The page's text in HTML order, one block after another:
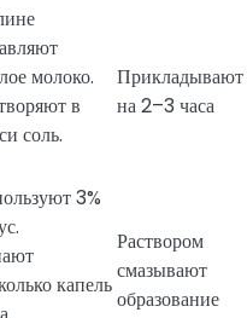
молоко.
в
соль.
Прикладывают
на 2–3 часа
3%
капель
Раствором
смазывают
образование